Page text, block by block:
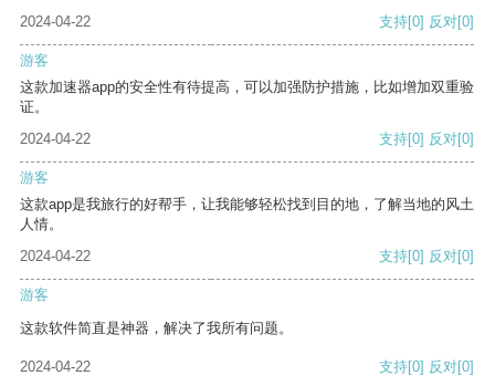
2024-04-22
支持[0] 反对[0]
游客
这款加速器app的安全性有待提高，可以加强防护措施，比如增加双重验
证。
2024-04-22
支持[0] 反对[0]
游客
这款app是我旅行的好帮手，让我能够轻松找到目的地，了解当地的风土
人情。
2024-04-22
支持[0] 反对[0]
游客
这款软件简直是神器，解决了我所有问题。
2024-04-22 支持[0] 反对[0]